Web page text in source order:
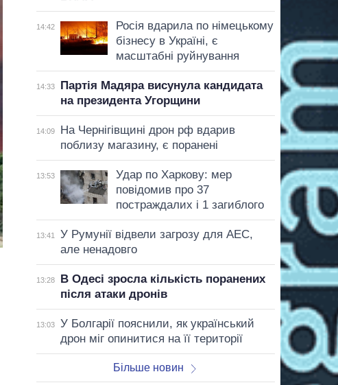
14:42
Росія вдарила по німецькому
бізнесу в Україні, є
масштабні руйнування
14:33
Партія Мадяра висунула кандидата
на президента Угорщини
14:09
На Чернігівщині дрон рф вдарив
поблизу магазину, є поранені
13:53
Удар по Харкову: мер
повідомив про 37
постраждалих і 1 загиблого
13:41
У Румунії відвели загрозу для АЕС,
але ненадовго
13:28
В Одесі зросла кількість поранених
після атаки дронів
13:03
У Болгарії пояснили, як український
дрон міг опинитися на її території
Більше новин